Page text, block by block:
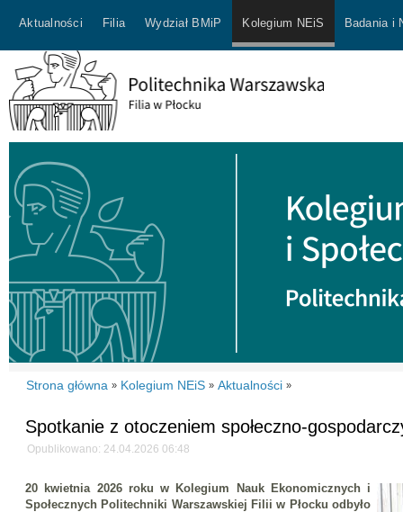
Aktualności Filia Wydział BMiP Kolegium NEiS Badania i
Strona główna » Kolegium NEiS » Aktualności »
Spotkanie z otoczeniem społeczno-
Opublikowano: 24.04.2026 06:48
20 kwietnia 2026 roku w Kolegium Nauk Ekonomicznych i
Społecznych Politechniki Warszawskiej Filii w Płocku odbyło